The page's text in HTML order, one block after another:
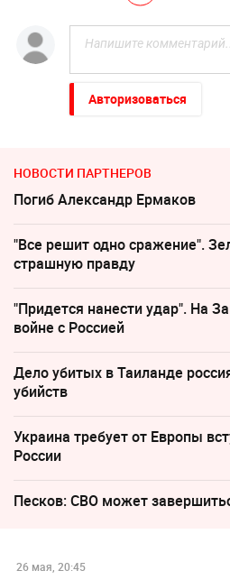
Авторизоваться
НОВОСТИ ПАРТНЕРОВ
Погиб Александр Ермаков
"Все решит одно сражение".
страшную правду
"Придется нанести удар". На
войне с Россией
Дело убитых в Таиланде
убийств
Украина требует от Европы
России
Песков: СВО может
26 мая, 20:45